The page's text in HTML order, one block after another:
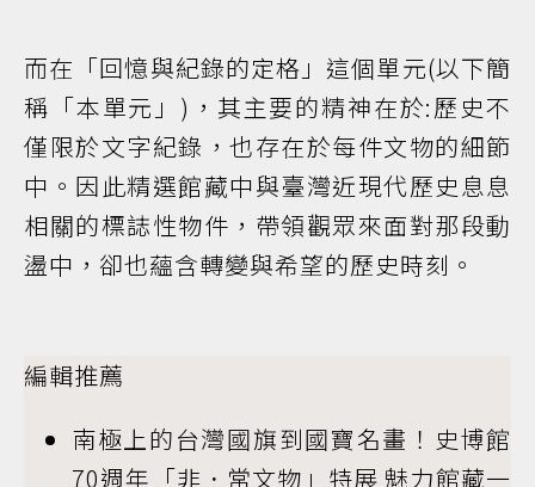
而在「回憶與紀錄的定格」這個單元(以下簡
稱「本單元」)，其主要的精神在於:歷史不
僅限於文字紀錄，也存在於每件文物的細節
中。因此精選館藏中與臺灣近現代歷史息息
相關的標誌性物件，帶領觀眾來面對那段動
盪中，卻也蘊含轉變與希望的歷史時刻。
編輯推薦
南極上的台灣國旗到國寶名畫！史博館
70週年「非．常文物」特展 魅力館藏一